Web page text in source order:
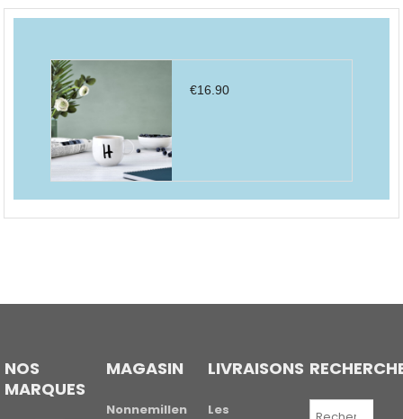
€16.90
NOS
MARQUES
MAGASIN
Nonnemillen
LIVRAISONS
Les